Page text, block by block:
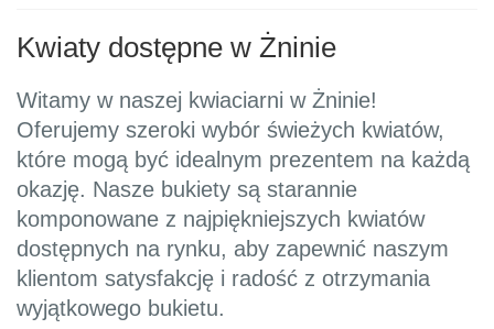
Kwiaty dostępne w Żninie
Witamy w naszej kwiaciarni w Żninie!
Oferujemy szeroki wybór świeżych kwiatów,
które mogą być idealnym prezentem na każdą
okazję. Nasze bukiety są starannie
komponowane z najpiękniejszych kwiatów
dostępnych na rynku, aby zapewnić naszym
klientom satysfakcję i radość z otrzymania
wyjątkowego bukietu.